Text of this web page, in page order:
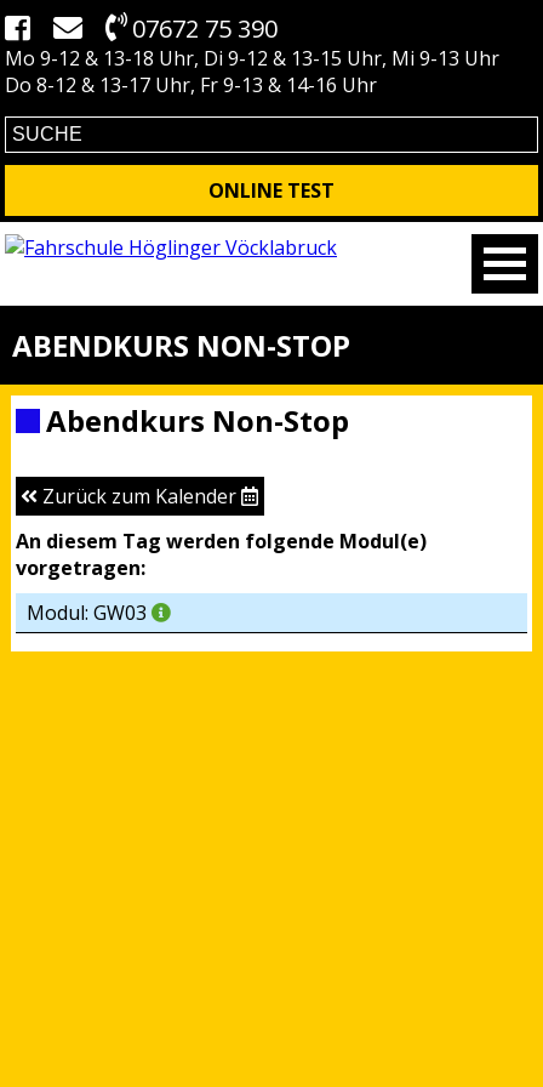
07672 75 390
Mo 9-12 & 13-18 Uhr, Di 9-12 & 13-15 Uhr, Mi 9-13 Uhr
Do 8-12 & 13-17 Uhr, Fr 9-13 & 14-16 Uhr
ONLINE TEST
ABENDKURS NON-STOP
Abendkurs Non-Stop
Zurück zum Kalender
An diesem Tag werden folgende Modul(e)
vorgetragen:
Modul: GW03